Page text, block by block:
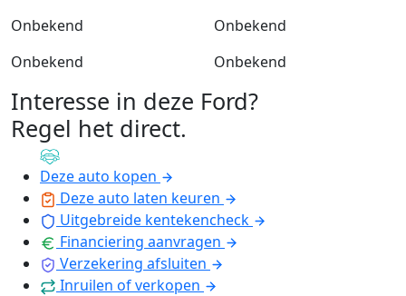
Onbekend
Onbekend
Onbekend
Onbekend
Interesse in deze Ford?
Regel het direct.
Deze auto kopen
Deze auto laten keuren
Uitgebreide kentekencheck
Financiering aanvragen
Verzekering afsluiten
Inruilen of verkopen